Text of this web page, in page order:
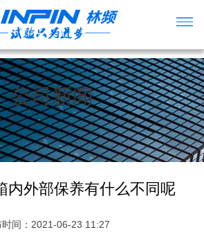
公司新闻
内外部保养有什么不同呢
时间：2021-06-23 11:27